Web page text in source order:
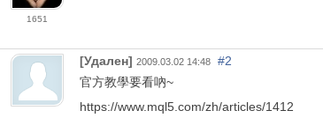
1651
[Удален] 2009.03.02 14:48
#2
官方教學要看吶~
https://www.mql5.com/zh/articles/1412